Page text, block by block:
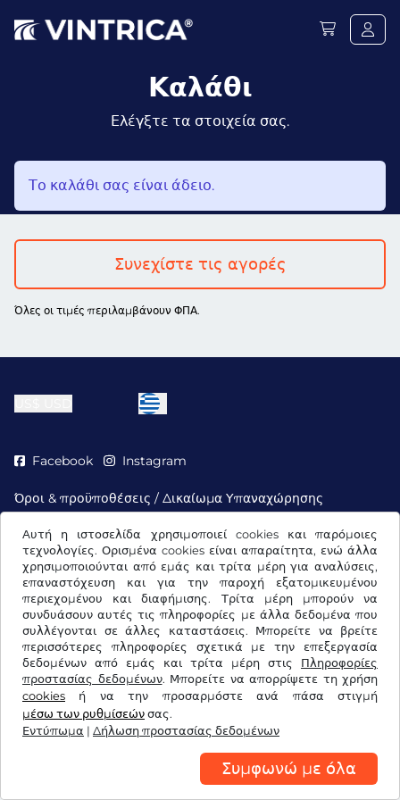
Αυτή η ιστοσελίδα χρησιμοποιεί cookies και παρόμοιες
τεχνολογίες. Ορισμένα cookies είναι απαραίτητα, ενώ άλλα
χρησιμοποιούνται από εμάς και τρίτα μέρη για αναλύσεις,
επαναστόχευση και για την παροχή εξατομικευμένου
περιεχομένου και διαφήμισης. Τρίτα μέρη μπορούν να
συνδυάσουν αυτές τις πληροφορίες με άλλα δεδομένα που
συλλέγονται σε άλλες καταστάσεις. Μπορείτε να βρείτε
περισσότερες πληροφορίες σχετικά με την επεξεργασία
δεδομένων από εμάς και τρίτα μέρη στις Πληροφορίες
προστασίας δεδομένων. Μπορείτε να απορρίψετε τη χρήση
cookies ή να την προσαρμόστε ανά πάσα στιγμή
μέσω των ρυθμίσεών σας.
Εντύπωμα | Δήλωση προστασίας δεδομένων
Συμφωνώ με όλα
Καλάθι
Ελέγξτε τα στοιχεία σας.
Το καλάθι σας είναι άδειο.
Συνεχίστε τις αγορές
Όλες οι τιμές περιλαμβάνουν ΦΠΑ.
Facebook Instagram
Όροι & προϋποθέσεις / Δικαίωμα Υπαναχώρησης
Δήλωση προστασίας δεδομένων
Εντύπωμα